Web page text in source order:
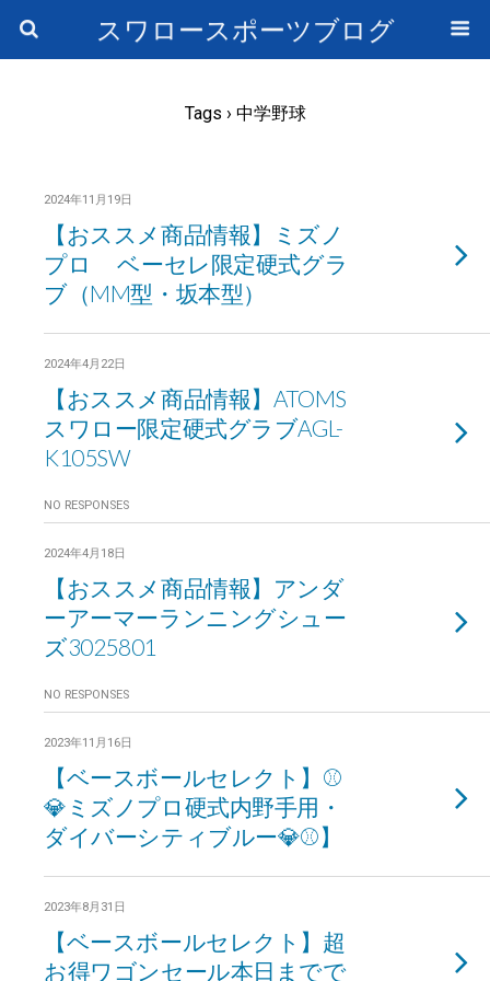
スワロースポーツブログ
Tags › 中学野球
2024年11月19日
【おススメ商品情報】ミズノ
プロ ベーセレ限定硬式グラ
ブ（MM型・坂本型）
2024年4月22日
【おススメ商品情報】ATOMS
スワロー限定硬式グラブAGL-
K105SW
NO RESPONSES
2024年4月18日
【おススメ商品情報】アンダ
ーアーマーランニングシュー
ズ3025801
NO RESPONSES
2023年11月16日
【ベースボールセレクト】⚾
💎ミズノプロ硬式内野手用・
ダイバーシティブルー💎⚾】
2023年8月31日
【ベースボールセレクト】超
お得ワゴンセール本日までで